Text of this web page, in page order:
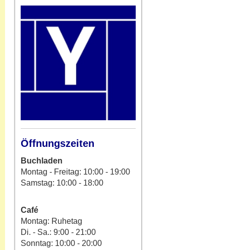
Öffnungszeiten
Buchladen
Montag - Freitag: 10:00 - 19:00
Samstag: 10:00 - 18:00
Café
Montag: Ruhetag
Di. - Sa.: 9:00 - 21:00
Sonntag: 10:00 - 20:00